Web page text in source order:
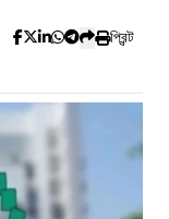
প্রিন্ট